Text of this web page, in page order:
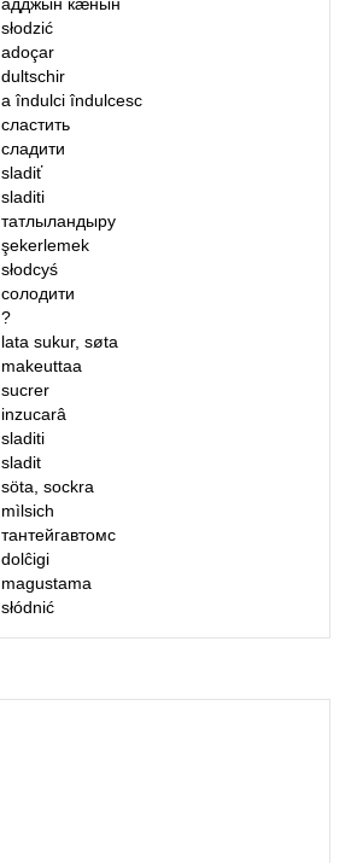
słodzić
adoçar
dultschir
a îndulciîndulcesc
сластить
сладити
sladiť
sladiti
татлыландыру
şekerlemek
słodcyś
солодити
?
lata sukur, søta
makeuttaa
sucrer
inzucarâ
sladiti
sladit
söta, sockra
mìlsich
тантейгавтомс
dolĉigi
magustama
słódnić